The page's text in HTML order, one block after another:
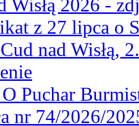
Wisłą 2026 -
z 27 lipca o
nad Wisłą,
Puchar
nr 74/2026/